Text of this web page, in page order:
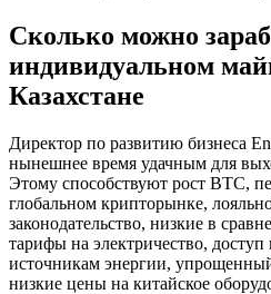
Сколько можно
индивидуальном
Казахстане
Директор по развитию бизнеса
нынешнее время удачным для
Этому способствуют рост ВТС,
глобальном крипторынке,
законодательство, низкие в
тарифы на электричество,
источникам энергии,
низкие цены на китайское